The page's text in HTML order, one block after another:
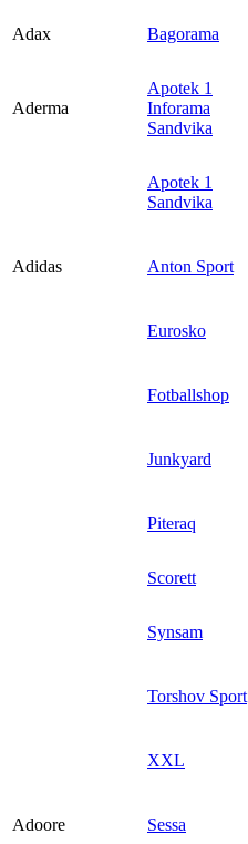
Adax Bagorama
Aderma
Apotek 1
Inforama
Sandvika
Apotek 1
Sandvika
Adidas Anton Sport
Eurosko
Fotballshop
Junkyard
Piteraq
Scorett
Synsam
Torshov Sport
XXL
Adoore Sessa